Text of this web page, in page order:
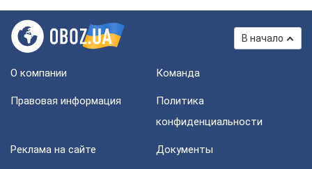
В начало
О компании Команда
Правовая информация
Политика
конфиденциальности
Реклама на сайте Документы